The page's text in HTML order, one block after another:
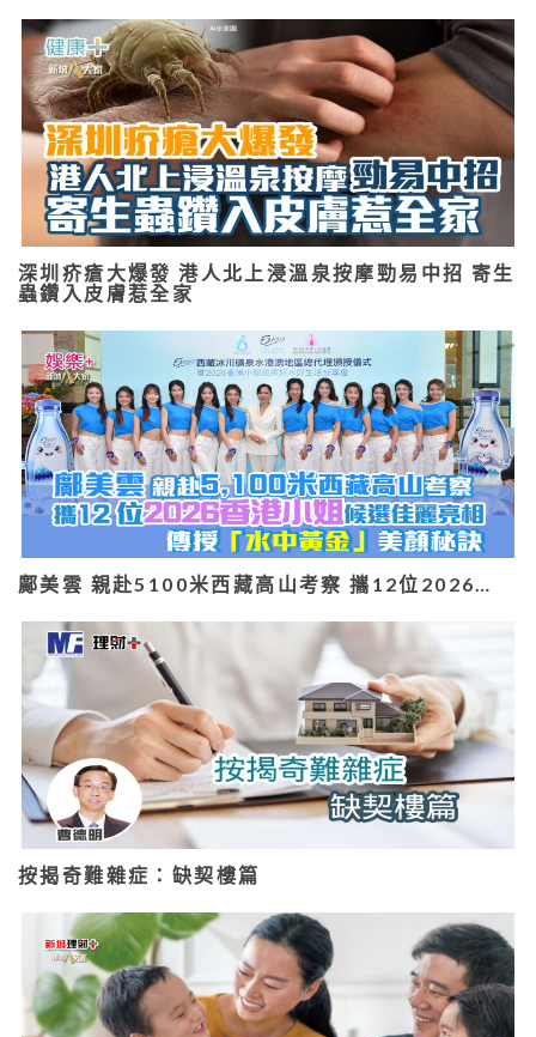
深圳疥瘡大爆發 港人北上浸溫泉按摩勁易中招 寄生
蟲鑽入皮膚惹全家
鄺美雲 親赴5100米西藏高山考察 攜12位2026…
按揭奇難雜症：缺契樓篇